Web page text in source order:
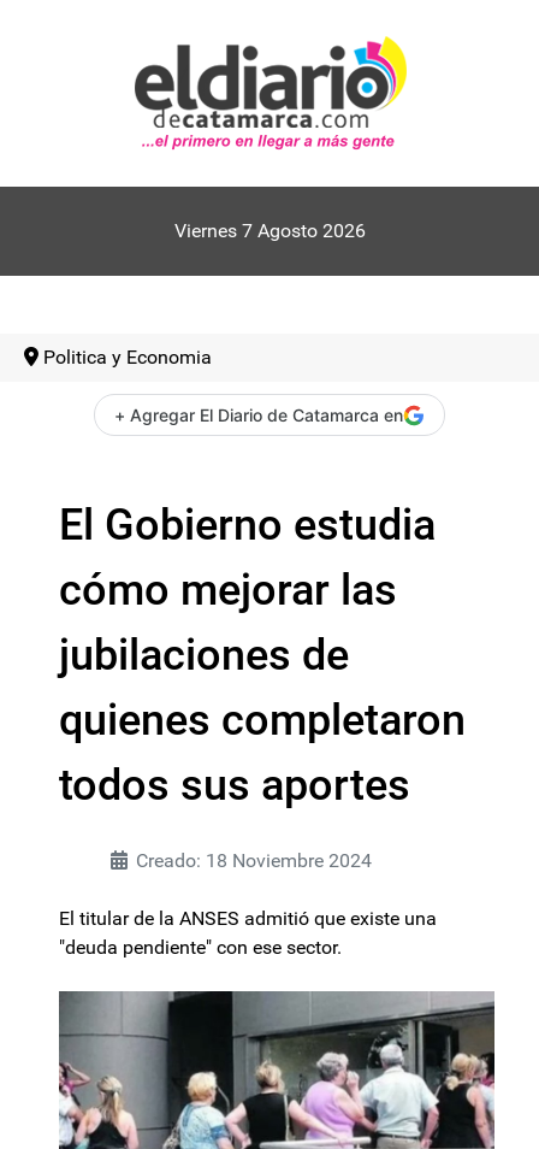
Viernes 7 Agosto 2026
Politica y Economia
+ Agregar El Diario de Catamarca en
El Gobierno estudia
cómo mejorar las
jubilaciones de
quienes completaron
todos sus aportes
Creado: 18 Noviembre 2024
El titular de la ANSES admitió que existe una
"deuda pendiente" con ese sector.